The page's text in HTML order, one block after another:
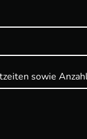
sowie